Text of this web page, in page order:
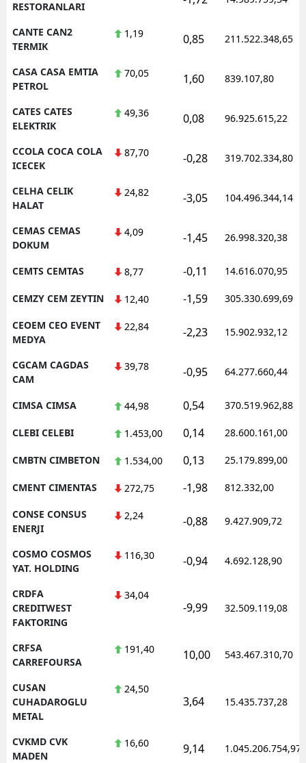
RESTORANLARI
CANTE CAN2
TERMIK
1,19 0,85 211.522.348,65
CASA CASA EMTIA
PETROL
70,05 1,60 839.107,80
CATES CATES
ELEKTRIK
49,36 0,08 96.925.615,22
CCOLA COCA COLA
ICECEK
87,70 -0,28 319.702.334,80
CELHA CELIK
HALAT
24,82 -3,05 104.496.344,14
CEMAS CEMAS
DOKUM
4,09 -1,45 26.998.320,38
CEMTS CEMTAS 8,77 -0,11 14.616.070,95
CEMZY CEM ZEYTIN 12,40 -1,59 305.330.699,69
CEOEM CEO EVENT
MEDYA
22,84 -2,23 15.902.932,12
CGCAM CAGDAS
CAM
39,78 -0,95 64.277.660,44
CIMSA CIMSA 44,98 0,54 370.519.962,88
CLEBI CELEBI 1.453,00 0,14 28.600.161,00
CMBTN CIMBETON 1.534,00 0,13 25.179.899,00
CMENT CIMENTAS 272,75 -1,98 812.332,00
CONSE CONSUS
ENERJI
2,24 -0,88 9.427.909,72
COSMO COSMOS
YAT. HOLDING
116,30 -0,94 4.692.128,90
CRDFA
CREDITWEST
FAKTORING
34,04
-9,99 32.509.119,08
CRFSA
CARREFOURSA
191,40 10,00 543.467.310,70
CUSAN
CUHADAROGLU
METAL
24,50
3,64 15.435.737,28
CVKMD CVK
MADEN
16,60 9,14 1.045.206.754,97